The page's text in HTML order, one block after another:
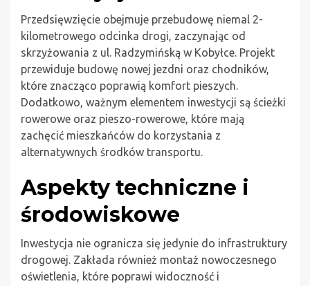
Przedsięwzięcie obejmuje przebudowę niemal 2-
kilometrowego odcinka drogi, zaczynając od
skrzyżowania z ul. Radzymińską w Kobyłce. Projekt
przewiduje budowę nowej jezdni oraz chodników,
które znacząco poprawią komfort pieszych.
Dodatkowo, ważnym elementem inwestycji są ścieżki
rowerowe oraz pieszo-rowerowe, które mają
zachęcić mieszkańców do korzystania z
alternatywnych środków transportu.
Aspekty techniczne i
środowiskowe
Inwestycja nie ogranicza się jedynie do infrastruktury
drogowej. Zakłada również montaż nowoczesnego
oświetlenia, które poprawi widoczność i